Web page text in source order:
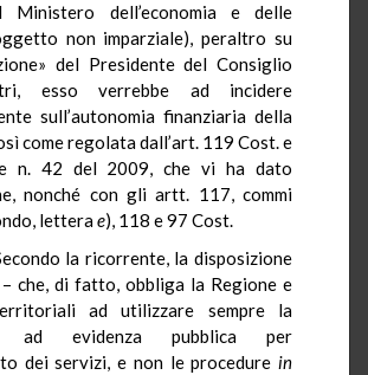
Ministero dell’economia e delle
non imparziale), peraltro su
del Presidente del Consiglio
esso verrebbe ad incidere
sull’autonomia finanziaria della
come regolata dall’art. 119 Cost. e
n. 42 del 2009, che vi ha dato
nonché con gli artt. 117, commi
letterae), 118 e 97 Cost.
la ricorrente, la disposizione
– che, di fatto, obbliga la Regione e
ad utilizzare sempre la
ad evidenza pubblica per
dei servizi, e non le procedure in